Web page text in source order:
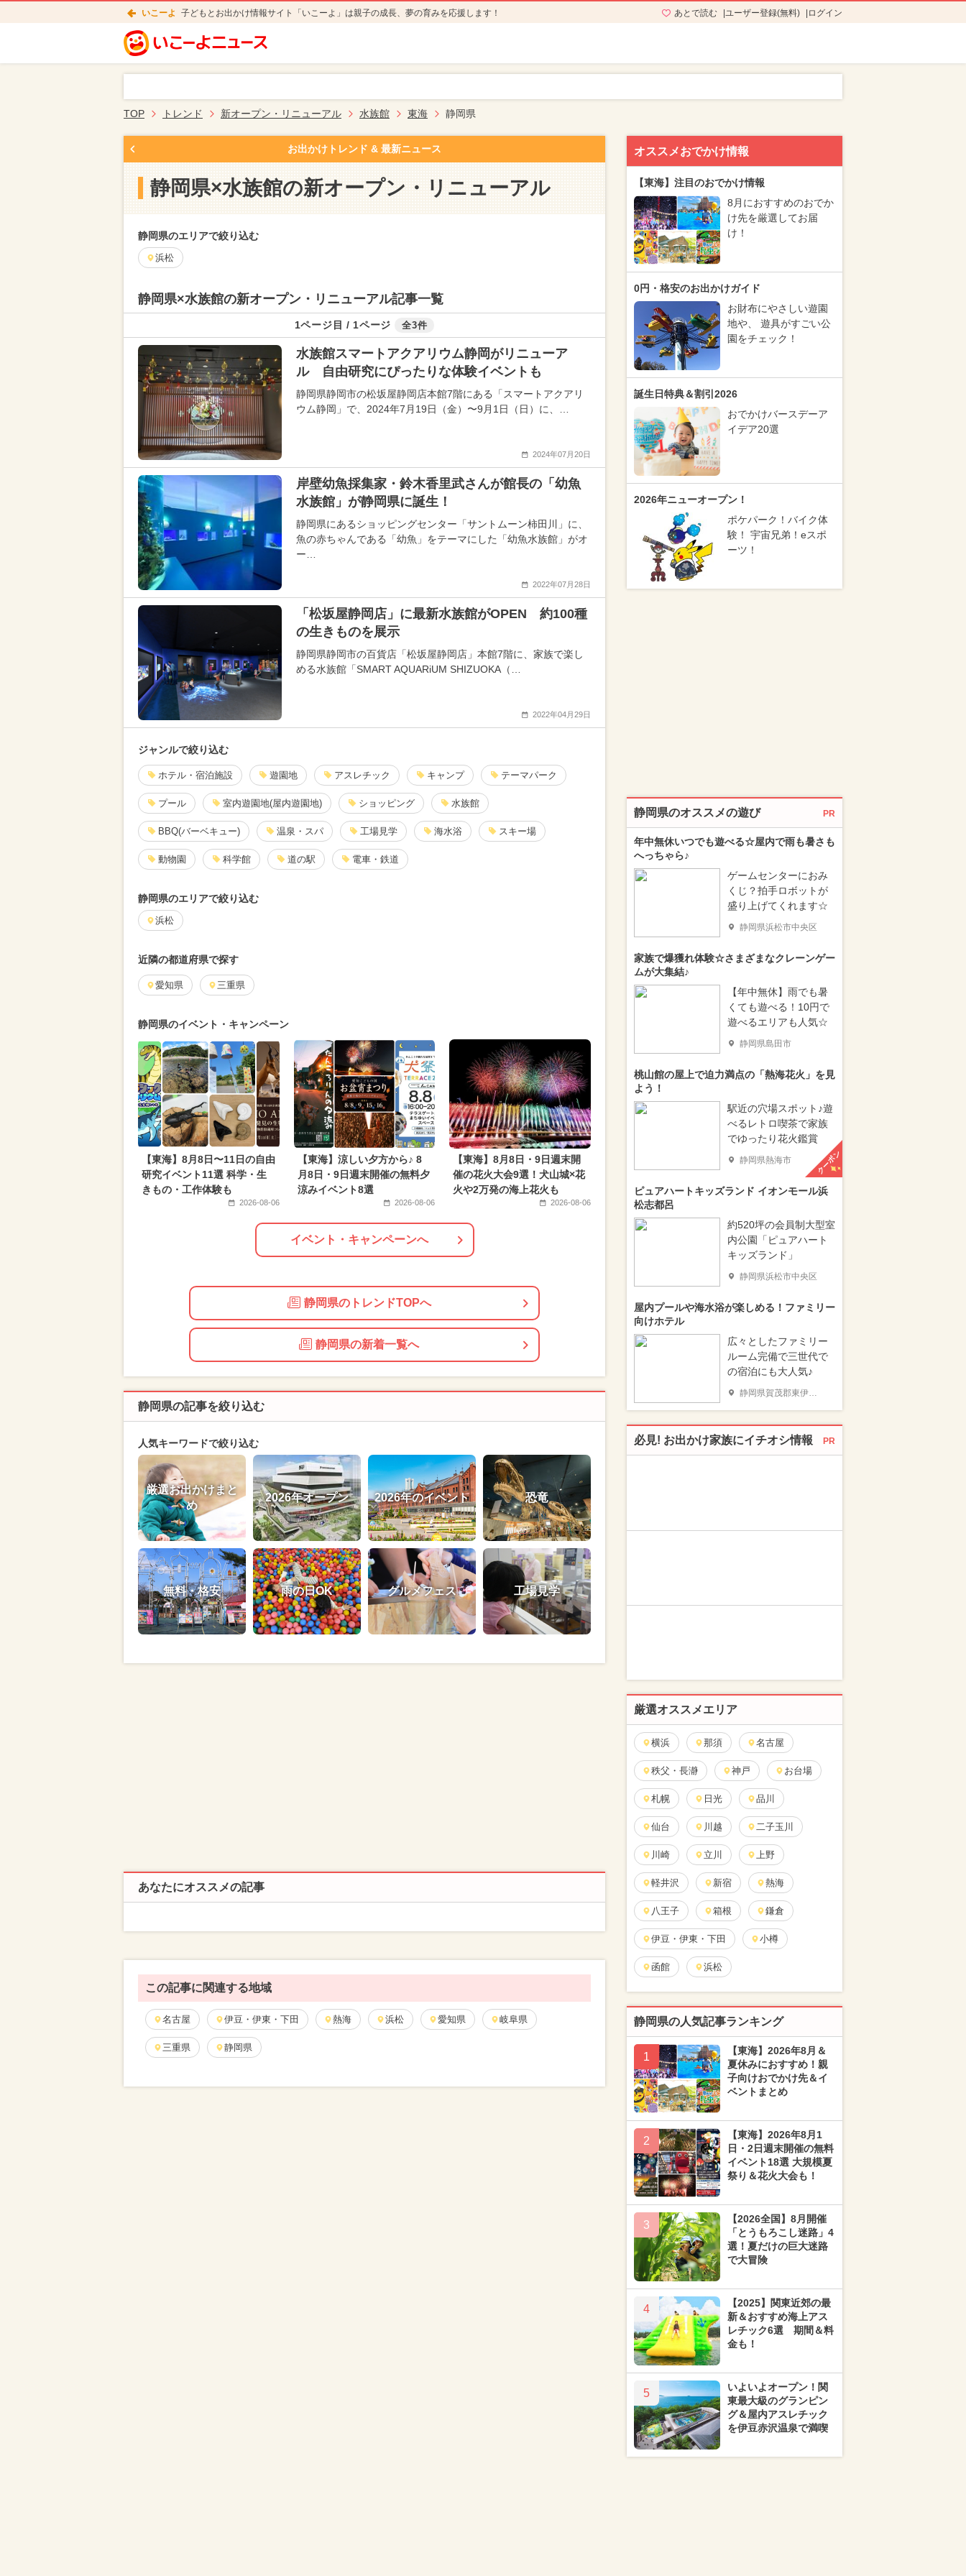
いこーよ 子どもとお出かけ情報サイト「いこーよ」は親子の成長、夢の育みを応援します！ あとで読む ユーザー登録(無料) ログイン
TOP トレンド 新オープン・リニューアル 水族館 東海 静岡県
お出かけトレンド & 最新ニュース
静岡県×水族館の新オープン・リニューアル
静岡県のエリアで絞り込む
浜松
静岡県×水族館の新オープン・リニューアル記事一覧
1ページ目 / 1ページ 全3件
水族館スマートアクアリウム静岡がリニューア
ル 自由研究にぴったりな体験イベントも
静岡県静岡市の松坂屋静岡店本館7階にある「スマートアクアリ
ウム静岡」で、2024年7月19日（金）〜9月1日（日）に、…
2024年07月20日
岸壁幼魚採集家・鈴木香里武さんが館長の「幼魚
水族館」が静岡県に誕生！
静岡県にあるショッピングセンター「サントムーン柿田川」に、
魚の赤ちゃんである「幼魚」をテーマにした「幼魚水族館」がオ
ー…
2022年07月28日
「松坂屋静岡店」に最新水族館がOPEN 約100種
の生きものを展示
静岡県静岡市の百貨店「松坂屋静岡店」本館7階に、家族で楽し
める水族館「SMART AQUARiUM SHIZUOKA（…
2022年04月29日
ジャンルで絞り込む
ホテル・宿泊施設 遊園地 アスレチック キャンプ テーマパーク
プール 室内遊園地(屋内遊園地) ショッピング 水族館
BBQ(バーベキュー) 温泉・スパ 工場見学 海水浴 スキー場
動物園 科学館 道の駅 電車・鉄道
静岡県のエリアで絞り込む
浜松
近隣の都道府県で探す
愛知県 三重県
静岡県のイベント・キャンペーン
【東海】8月8日〜11日の自由
研究イベント11選 科学・生
きもの・工作体験も
2026-08-06
【東海】涼しい夕方から♪ 8
月8日・9日週末開催の無料夕
涼みイベント8選
2026-08-06
【東海】8月8日・9日週末開
催の花火大会9選！犬山城×花
火や2万発の海上花火も
2026-08-06
イベント・キャンペーンへ
静岡県のトレンドTOPへ
静岡県の新着一覧へ
静岡県の記事を絞り込む
人気キーワードで絞り込む
厳選お出かけまと
め
2026年オープン 2026年のイベント 恐竜
無料・格安 雨の日OK グルメフェス 工場見学
あなたにオススメの記事
この記事に関連する地域
名古屋 伊豆・伊東・下田 熱海 浜松 愛知県 岐阜県
三重県 静岡県
オススメおでかけ情報
【東海】注目のおでかけ情報
8月におすすめのおでか
け先を厳選してお届
け！
0円・格安のお出かけガイド
お財布にやさしい遊園
地や、 遊具がすごい公
園をチェック！
誕生日特典＆割引2026
おでかけバースデーア
イデア20選
2026年ニューオープン！
ポケパーク！バイク体
験！ 宇宙兄弟！eスポ
ーツ！
静岡県のオススメの遊び PR
年中無休いつでも遊べる☆屋内で雨も暑さも
へっちゃら♪
ゲームセンターにおみ
くじ？拍手ロボットが
盛り上げてくれます☆
静岡県浜松市中央区
家族で爆獲れ体験☆さまざまなクレーンゲー
ムが大集結♪
【年中無休】雨でも暑
くても遊べる！10円で
遊べるエリアも人気☆
静岡県島田市
桃山館の屋上で迫力満点の「熱海花火」を見
よう！
駅近の穴場スポット♪遊
べるレトロ喫茶で家族
でゆったり花火鑑賞
静岡県熱海市 クーポン
ピュアハートキッズランド イオンモール浜
松志都呂
約520坪の会員制大型室
内公園「ピュアハート
キッズランド」
静岡県浜松市中央区
屋内プールや海水浴が楽しめる！ファミリー
向けホテル
広々としたファミリー
ルーム完備で三世代で
の宿泊にも大人気♪
静岡県賀茂郡東伊豆町
必見! お出かけ家族にイチオシ情報 PR
厳選オススメエリア
横浜 那須 名古屋
秩父・長瀞 神戸 お台場
札幌 日光 品川
仙台 川越 二子玉川
川崎 立川 上野
軽井沢 新宿 熱海
八王子 箱根 鎌倉
伊豆・伊東・下田 小樽
函館 浜松
静岡県の人気記事ランキング
1
【東海】2026年8月＆
夏休みにおすすめ！親
子向けおでかけ先＆イ
ベントまとめ
2
【東海】2026年8月1
日・2日週末開催の無料
イベント18選 大規模夏
祭り＆花火大会も！
3
【2026全国】8月開催
「とうもろこし迷路」4
選！夏だけの巨大迷路
で大冒険
4
【2025】関東近郊の最
新＆おすすめ海上アス
レチック6選 期間＆料
金も！
5
いよいよオープン！関
東最大級のグランピン
グ＆屋内アスレチック
を伊豆赤沢温泉で満喫